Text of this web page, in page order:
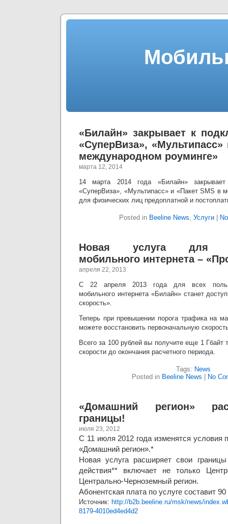
«Билайн» закрывает к
«СуперВиза», «Мультипасс»
международном роуминге»
марта 12, 2014
14 марта 2014 года «Билайн»
«СуперВиза», «Мультипасс» и «Пакет SMS в
для физических лиц предоплатной и
Posted in Beeline News, Услуги
Новая услуга для
мобильного интернета –
апреля 22, 2013
С 22 апреля 2013 года для всех
мобильного интернета «Билайн» станет
скорость».
Теперь при превышении порога трафика на
можете восстановить первоначальную
Всего за 100 рублей вы получите еще 1 Гбайт
скорости до окончания расчетного периода.
Tags: News
Posted in Beeline News No
«Домашний регион»
границы!
июля 23, 2012
С 11 июля 2012 года изменятся условия
«Домашний регион».*
Новая услуга расширяет свои
действия** включает не только
Центрально-Черноземный регион.
Абонентская плата по услуге составит
Источник: http://b2b.beeline.ru/msk/news/
8179-4010ed4ed4d2